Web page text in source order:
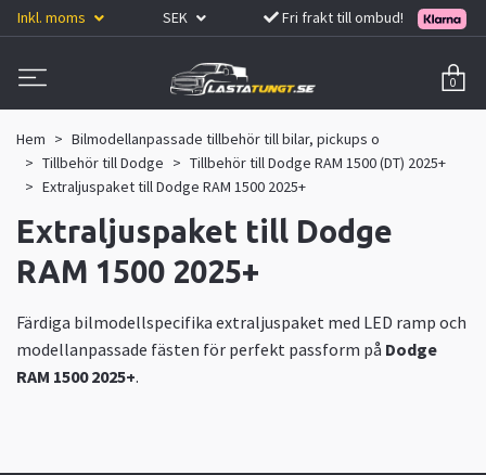
Inkl. moms SEK Fri frakt till ombud!
0
Hem
Bilmodellanpassade tillbehör till bilar, pickups o
Tillbehör till Dodge
Tillbehör till Dodge RAM 1500 (DT) 2025+
Extraljuspaket till Dodge RAM 1500 2025+
Extraljuspaket till Dodge
RAM 1500 2025+
Färdiga bilmodellspecifika extraljuspaket med LED ramp och
modellanpassade fästen för perfekt passform på Dodge
RAM 1500 2025+.